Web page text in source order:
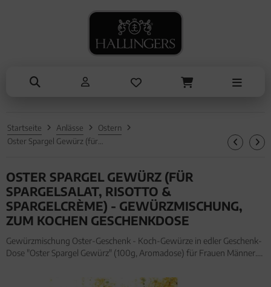
Startseite Anlässe
Ostern
OSTER SPARGEL GEWÜRZ (FÜR
SPARGELSALAT, RISOTTO &
SPARGELCRÈME) - GEWÜRZMISCHUNG,
ZUM KOCHEN GESCHENKDOSE
Gewürzmischung Oster-Geschenk - Koch-Gewürze in edler Geschenk-
Dose "Oster Spargel Gewürz" (100g, Aromadose) für Frauen Männer.
Dose "Oster Spargel Gewürz" (100g, Aromadose) für Frauen Männer
SOMMER
ALLES ANZEIGEN AUS SOMMER
Genüsse
Liköre
TRINKEN
ALLES ANZEIGEN AUS TRINKEN
Kaffee
NASCHEN
ALLES ANZEIGEN AUS NASCHEN
Pralinen
Müsli
KOCHEN
Essig & Öl
Brot & Pasta